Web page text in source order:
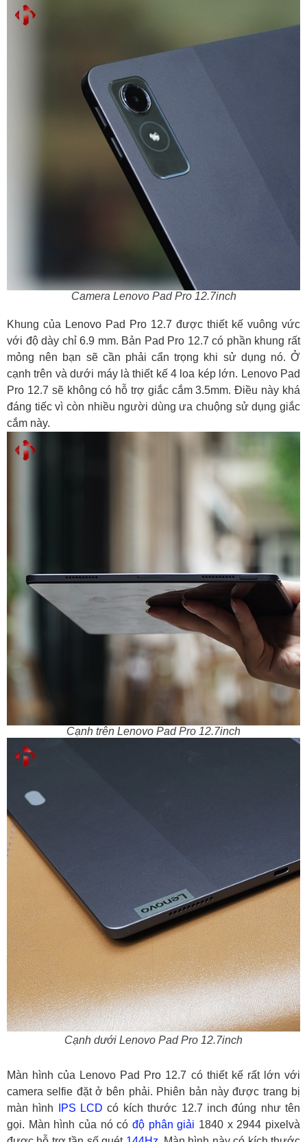
Camera Lenovo Pad Pro 12.7inch
Khung của Lenovo Pad Pro 12.7 được thiết kế vuông vức
với độ dày chỉ 6.9 mm. Bản Pad Pro 12.7 có phần khung rất
mỏng nên bạn sẽ cần phải cẩn trọng khi sử dụng nó. Ở
cạnh trên và dưới máy là thiết kế 4 loa kép lớn. Lenovo Pad
Pro 12.7 sẽ không có hỗ trợ giắc cắm 3.5mm. Điều này khá
đáng tiếc vì còn nhiều người dùng ưa chuộng sử dụng giắc
cắm này.
Cạnh trên Lenovo Pad Pro 12.7inch
Cạnh dưới Lenovo Pad Pro 12.7inch
Màn hình của Lenovo Pad Pro 12.7 có thiết kế rất lớn với
camera selfie đặt ở bên phải. Phiên bản này được trang bị
màn hình
IPS LCD có kích thước 12.7 inch đúng như tên
gọi. Màn hình của nó có độ phân giải 1840 x 2944 pixelvà